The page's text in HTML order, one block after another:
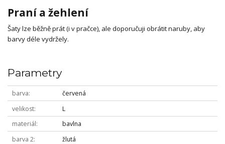
Praní a žehlení
Šaty lze běžně prát (i v pračce), ale doporučuji obrátit naruby, aby
barvy déle vydržely.
Parametry
barva
červená
velikost
L
materiál
bavlna
barva 2
žlutá